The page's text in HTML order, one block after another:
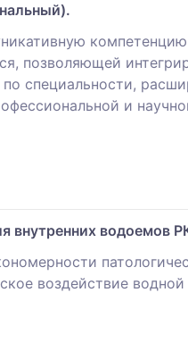
компетенцию
позволяющей
специальности,
и
внутренних водоемов
воздействие